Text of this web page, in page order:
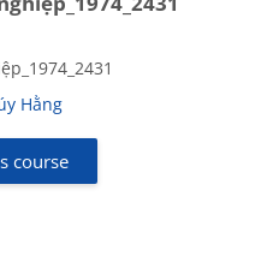
Hằng
course